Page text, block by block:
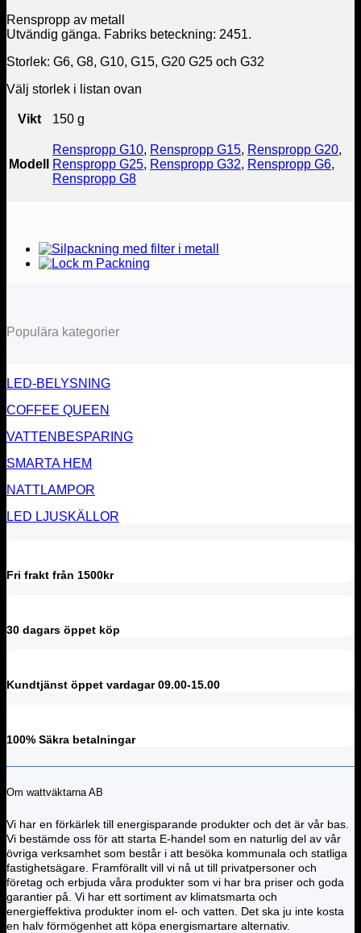
Renspropp av metall
Utvändig gänga. Fabriks beteckning: 2451.
Storlek: G6, G8, G10, G15, G20 G25 och G32
Välj storlek i listan ovan
Vikt 150 g
Modell
Renspropp G10, Renspropp G15, Renspropp G20,
Renspropp G25, Renspropp G32, Renspropp G6,
Renspropp G8
Populära kategorier
LED-BELYSNING
COFFEE QUEEN
VATTENBESPARING
SMARTA HEM
NATTLAMPOR
LED LJUSKÄLLOR
Fri frakt från 1500kr
30 dagars öppet köp
Kundtjänst öppet vardagar 09.00-15.00
100% Säkra betalningar
Om wattväktarna AB
Vi har en förkärlek till energisparande produkter och det är vår bas.
Vi bestämde oss för att starta E-handel som en naturlig del av vår
övriga verksamhet som består i att besöka kommunala och statliga
fastighetsägare. Framförallt vill vi nå ut till privatpersoner och
företag och erbjuda våra produkter som vi har bra priser och goda
garantier på. Vi har ett sortiment av klimatsmarta och
energieffektiva produkter inom el- och vatten. Det ska ju inte kosta
en halv förmögenhet att köpa energismartare alternativ.